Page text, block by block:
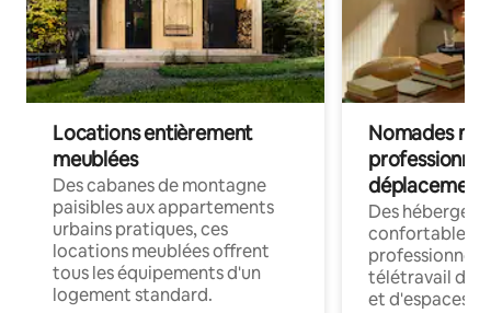
Locations entièrement
meublées
Des cabanes de montagne
paisibles aux appartements
urbains pratiques, ces
locations meublées offrent
tous les équipements d'un
logement standard.
Nomades
déplacement
Des
confortables
professionnels
télétravail
et d'espaces